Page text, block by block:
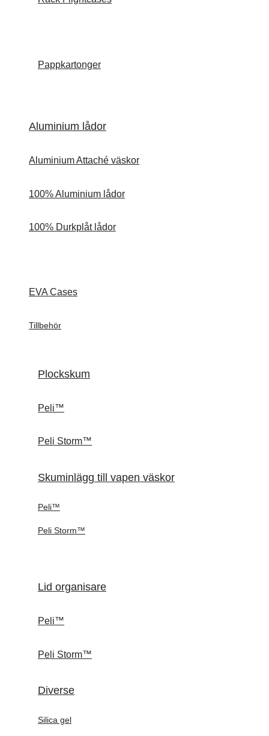
Pappkartonger
Aluminium lådor
Aluminium Attaché väskor
100% Aluminium lådor
100% Durkplåt lådor
EVA Cases
Tillbehör
Plockskum
Peli™
Peli Storm™
Skuminlägg till vapen väskor
Peli™
Peli Storm™
Lid organisare
Peli™
Peli Storm™
Diverse
Silica gel